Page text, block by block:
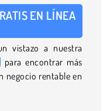
EN LÍNEA
vistazo a nuestra
para encontrar más
negocio rentable en